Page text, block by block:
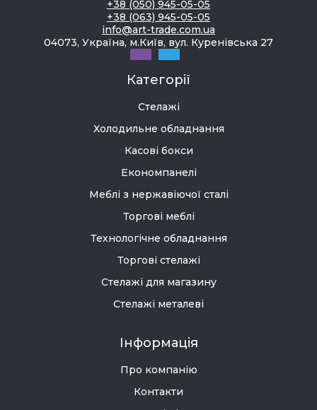
+38 (050) 945-05-05
+38 (063) 945-05-05
info@art-trade.com.ua
04073, Україна, м.Київ, вул. Куренівська 27
Категорії
Стелажі
Холодильне обладнання
Касові бокси
Економпанелі
Меблі з нержавіючої сталі
Торгові меблі
Технологічне обладнання
Торгові стелажі
Стелажі для магазину
Стелажі металеві
Інформація
Про компанію
Контакти